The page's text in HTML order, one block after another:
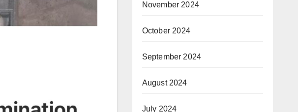
November 2024
October 2024
September 2024
August 2024
July 2024